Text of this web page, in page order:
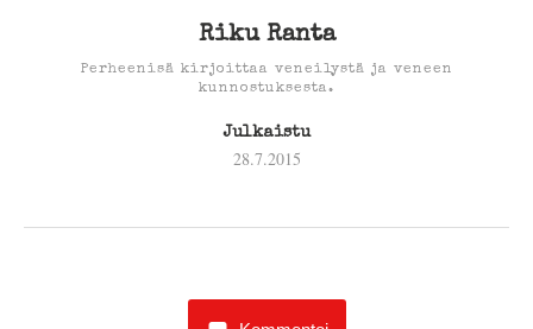
Riku Ranta
Perheenisä kirjoittaa veneilystä ja veneen
kunnostuksesta.
Julkaistu
28.7.2015